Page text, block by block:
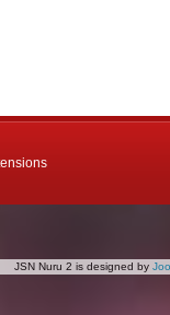
JSN Nuru 2 is designed by